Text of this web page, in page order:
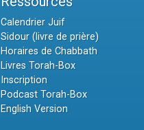
Calendrier Juif
Sidour (livre de prière)
Horaires de Chabbath
Livres Torah-Box
Inscription
Podcast Torah-Box
English Version